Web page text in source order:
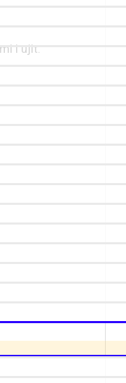
i ujit.